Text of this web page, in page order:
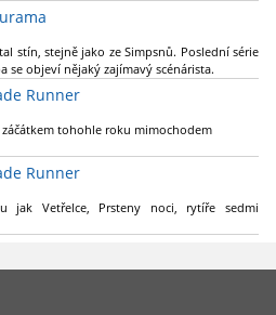
kniha zač), přičemž 25 let (od Matrixu,
do povědomí i obyčejného diváka a
doufám, že si po řadě "duchovních
(Ghost In The Shell, Alita: Battle Angel,
2049, Cyberpunk 2077, atd.), někdo
cyberpunku, se kterou to všechno začalo.
se tiše modlit a doufat, že to bude stát za
na seriál a nikoliv film, snad tvůrci tu
stín, stejně jako ze Simpsnů. Poslední série
se objeví nějaký zajímavý scénárista.
řada Ricka a Mortyho a já z úžasem zjistil,
Runner
tohohle roku mimochodem
Runner
jak Vetřelce, Prsteny noci, rytíře sedmi